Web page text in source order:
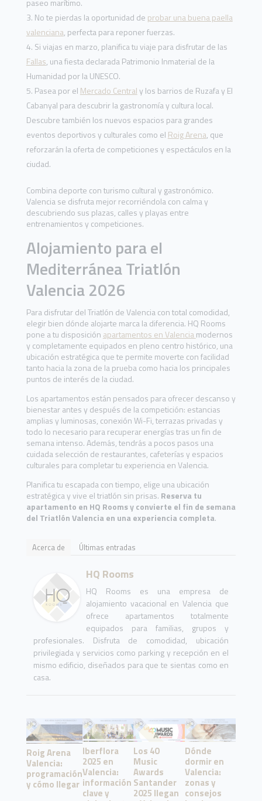
paseo marítimo.
No te pierdas la oportunidad de probar una buena paella
valenciana, perfecta para reponer fuerzas.
Si viajas en marzo, planifica tu viaje para disfrutar de las
Fallas, una fiesta declarada Patrimonio Inmaterial de la
Humanidad por la UNESCO.
Pasea por el Mercado Centraly los barrios de Ruzafa y El
Cabanyal para descubrir la gastronomía y cultura local.
Descubre también los nuevos espacios para grandes
eventos deportivos y culturales como el Roig Arena, que
reforzarán la oferta de competiciones y espectáculos en la
ciudad.
Combina deporte con turismo cultural y gastronómico.
Valencia se disfruta mejor recorriéndola con calma y
descubriendo sus plazas, calles y playas entre
entrenamientos y competiciones.
Alojamiento para el
Mediterránea Triatlón
Valencia 2026
Para disfrutar del Triatlón de Valencia con total comodidad,
elegir bien dónde alojarte marca la diferencia. HQ Rooms
pone a tu disposición apartamentos en Valenciamodernos
y completamente equipados en pleno centro histórico, una
ubicación estratégica que te permite moverte con facilidad
tanto hacia la zona de la prueba como hacia los principales
puntos de interés de la ciudad.
Los apartamentos están pensados para ofrecer descanso y
bienestar antes y después de la competición: estancias
amplias y luminosas, conexión Wi-Fi, terrazas privadas y
todo lo necesario para recuperar energías tras un fin de
semana intenso. Además, tendrás a pocos pasos una
cuidada selección de restaurantes, cafeterías y espacios
culturales para completar tu experiencia en Valencia.
Planifica tu escapada con tiempo, elige una ubicación
estratégica y vive el triatlón sin prisas. Reserva tu
apartamento en HQ Rooms y convierte el fin de semana
del Triatlón Valencia en una experiencia completa.
Acerca de Últimas entradas
HQ Rooms
HQ Rooms es una empresa de
alojamiento vacacional en Valencia que
ofrece apartamentos totalmente
equipados para familias, grupos y
profesionales. Disfruta de comodidad, ubicación
privilegiada y servicios como parking y recepción en el
mismo edificio, diseñados para que te sientas como en
casa.
Roig Arena
Valencia:
programación
y cómo llegar
Iberflora
2025 en
Valencia:
información
clave y
Los 40
Music
Awards
Santander
2025 llegan
Dónde
dormir en
Valencia:
zonas y
consejos